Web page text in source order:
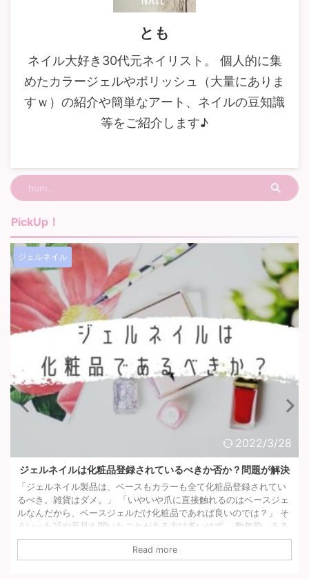
とも
ネイル大好き30代元ネイリスト。 個人的に集
めたカラージェルやポリッシュ（大量にありま
すｗ）の紹介や簡単なアート、ネイルの豆知識
等をご紹介します♪
PickUp！
ジェルネイル
2022/3/28
【ノンサンディング/ベースジェル】プレストとバンビーナを比
較してみた！
バンビーナのノンサンディングベースジェルは硬化後の仕上がりが
柔らかいため、私の柔らかい爪質に合っていて持ちが良く気に入っ
ています。 関連記事どれ使っても浮く!?オススメのもちが良いベー
スジェルをネイリストがご紹介！ でも、生産終了しちゃったんです
よね… そのため代わりになる物を探していたところ、ちょうど同時
Read more